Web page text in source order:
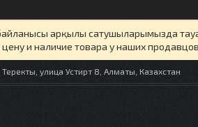
байланысы арқылы сатушыларымызда
и наличие товара у наших
улица Устирт 8, Алматы, Казахстан